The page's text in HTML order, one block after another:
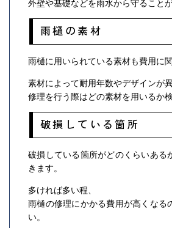
外壁や基礎などを雨水から守ることが
雨樋の素材
雨樋に用いられている素材も費用に
素材によって耐用年数やデザインが異
修理を行う際はどの素材を用いるか
破損している箇所
破損している箇所がどのくらいある
きます。
多ければ多い程、
雨樋の修理にかかる費用が高くなる
い。